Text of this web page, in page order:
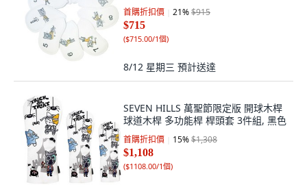
首購折扣價 21%$915
$715
($715.00/1個)
8/12 星期三 預計送達
SEVEN HILLS 萬聖節限定版 開球木桿
球道木桿 多功能桿 桿頭套 3件組, 黑色
首購折扣價 15%$1,308
$1,108
($1108.00/1個)